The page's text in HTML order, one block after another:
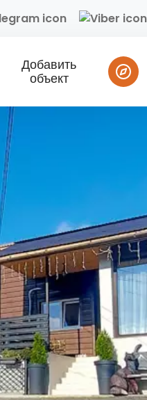
Добавить
объект